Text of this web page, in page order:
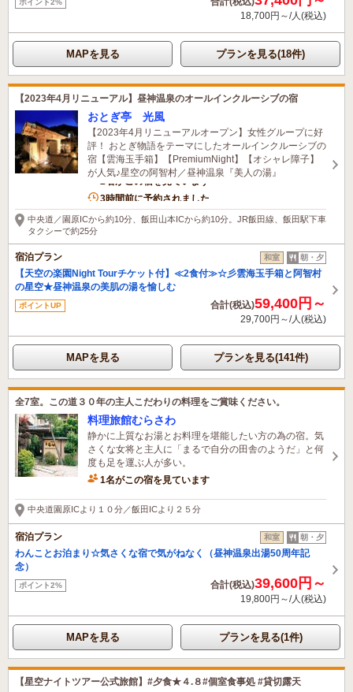
18,700円～/人(税込)
MAPを見る プランを見る(18件)
【2023年4月リニューアル】昼神温泉のオールインクルーシブの宿
おとぎ亭 光風
【2023年4月リニューアルオープン】女性グループに好
評！ おとぎ物語をテーマにしたオールインクルーシブの
宿【雲海玉手箱】【PremiumNight】【オシャレ障子】
が人気♪星空の阿智村／昼神温泉『美人の湯』
2名がこの宿を見ています
3時間前に予約されました
中央道／園原ICから約10分、飯田山本ICから約10分。JR飯田線、飯田駅下車
タクシーで約25分
宿泊プラン 和室 朝・夕
【天空の楽園Night Tourチケット付】≪2食付≫☆彡雲海玉手箱と阿智村
の星空★昼神温泉の美肌の湯を愉しむ
ポイントUP 合計(税込)59,400円～
29,700円～/人(税込)
MAPを見る プランを見る(141件)
全7室。この道３０年の主人こだわりの料理をご賞味ください。
料理旅館むらさわ
静かに上質なお湯とお料理を堪能したい方の為の宿。気
さくな女将と主人に「まるで自分の田舎のようだ」と何
度も足を運ぶ人が多い。
1名がこの宿を見ています
中央道園原ICより１０分／飯田ICより２５分
宿泊プラン 和室 朝・夕
わんことお泊まり☆気さくな宿で気がねなく（昼神温泉出湯50周年記
念）
ポイント2% 合計(税込)39,600円～
19,800円～/人(税込)
MAPを見る プランを見る(1件)
【星空ナイトツアー公式旅館】#夕食★４.８#個室食事処 #貸切露天